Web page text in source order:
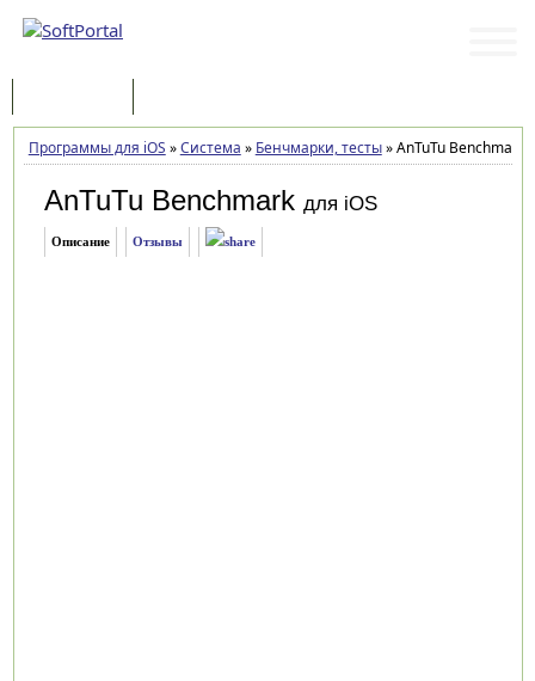
Программы для iOS »Система » Бенчмарки, тесты»AnTuTu Benchmark
AnTuTu Benchmark для iOS
Описание Отзывы